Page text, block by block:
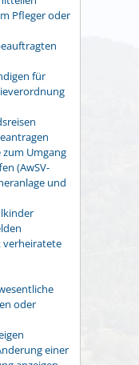
Pfleger oder
für
zum Umgang
(AwSV-
und
oder
einer